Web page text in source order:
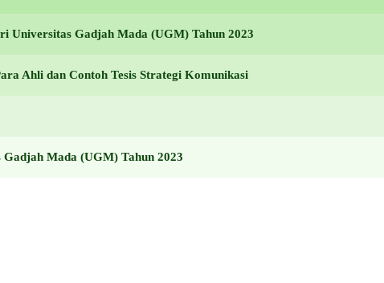
Universitas Gadjah Mada (UGM) Tahun 2023
Ahli dan Contoh Tesis Strategi Komunikasi
Mada (UGM) Tahun 2023